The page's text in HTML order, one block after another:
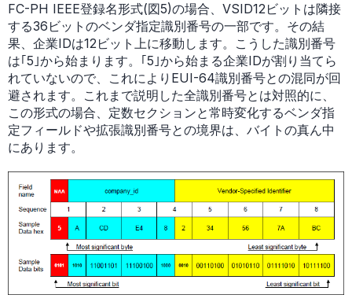
FC-PH IEEE登録名形式(図5)の場合、VSID12ビットは隣接
する36ビットのベンダ指定識別番号の一部です。その結
果、企業IDは12ビット上に移動します。こうした識別番号
は｢5｣から始まります。｢5｣から始まる企業IDが割り当てら
れていないので、これによりEUI-64識別番号との混同が回
避されます。これまで説明した全識別番号とは対照的に、
この形式の場合、定数セクションと常時変化するベンダ指
定フィールドや拡張識別番号との境界は、バイトの真ん中
にあります。